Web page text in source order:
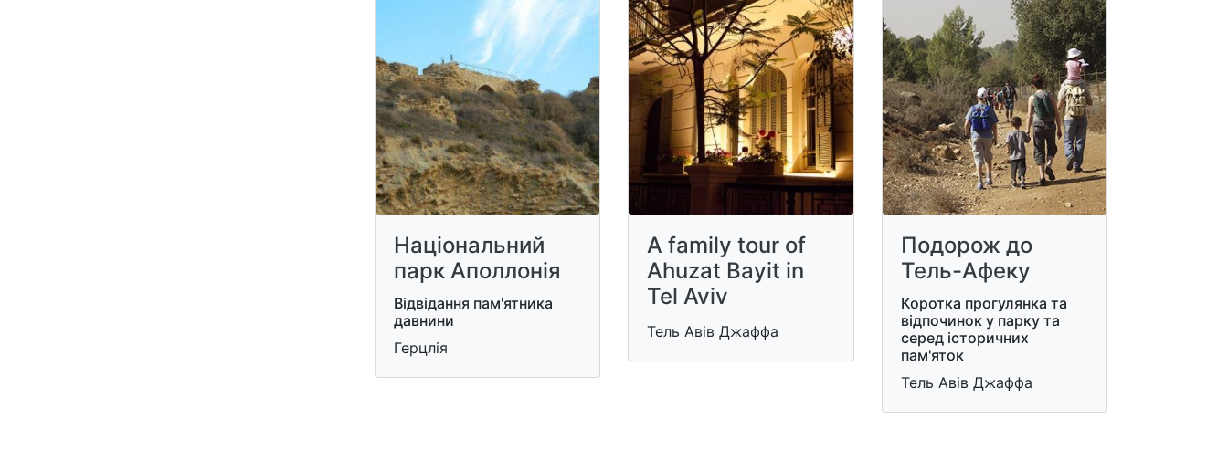
Національний
парк Аполлонія
Відвідання пам'ятника
давнини
Герцлія
A family tour of
Ahuzat Bayit in
Tel Aviv
Тель Авів Джаффа
Подорож до
Тель-Афеку
Коротка прогулянка та
відпочинок у парку та
серед історичних
пам'яток
Тель Авів Джаффа